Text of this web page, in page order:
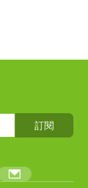
訂閱